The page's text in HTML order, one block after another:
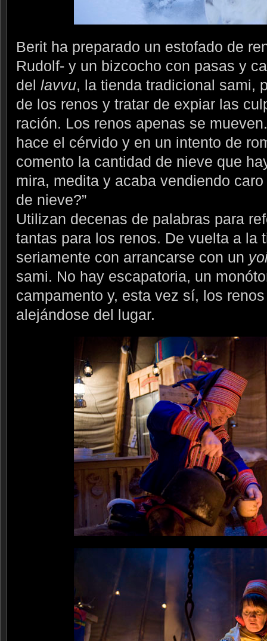
Berit ha preparado un estofado de
Rudolf- y un bizcocho con pasas y
del lavvu, la tienda tradicional sami,
de los renos y tratar de expiar las
ración. Los renos apenas se
hace el cérvido y en un intento de
comento la cantidad de nieve que
mira, medita y acaba vendiendo
de nieve?”
Utilizan decenas de palabras para
tantas para los renos. De vuelta a la
seriamente con arrancarse con un
sami. No hay escapatoria, un
campamento y, esta vez sí, los
alejándose del lugar.